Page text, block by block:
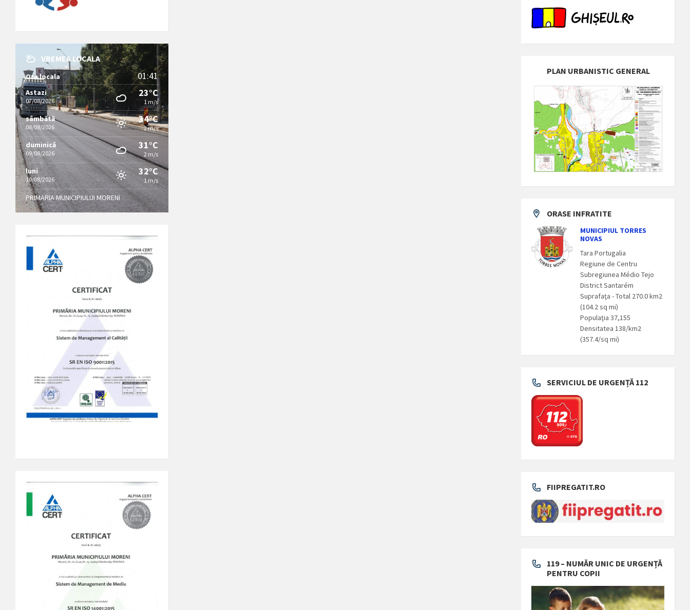
VREMEA LOCALA
Ora locala 01:41
Astazi
07/08/2026
23°C
1 m/s
sâmbătă
08/08/2026
34°C
2 m/s
duminică
09/08/2026
31°C
2 m/s
luni
10/08/2026
32°C
1 m/s
PRIMARIA MUNICIPIULUI MORENI
PLAN URBANISTIC GENERAL
ORASE INFRATITE
MUNICIPIUL TORRES
NOVAS
Tara Portugalia
Regiune de Centru
Subregiunea Médio Tejo
District Santarém
Suprafaţa - Total 270.0 km2
(104.2 sq mi)
Populaţia 37,155
Densitatea 138/km2
(357.4/sq mi)
SERVICIUL DE URGENȚĂ 112
FIIPREGATIT.RO
119 – NUMĂR UNIC DE URGENȚĂ
PENTRU COPII